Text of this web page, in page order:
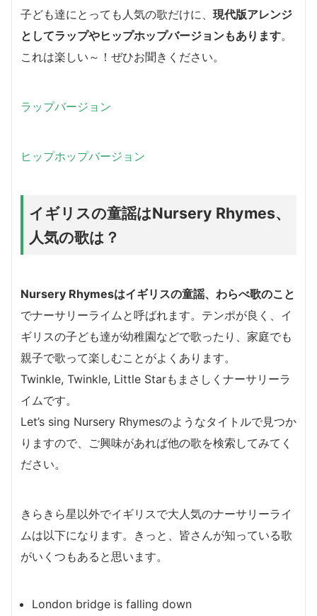
子ども達にとっても人気の歌だけに、 現代版アレンジ
としてラップやヒップホップバージョンもあります。
これは楽しい～！ぜひお聞きください。
ラップバージョン
ヒップホップバージョン
イギリスの童謡はNursery Rhymes、
人気の歌は？
Nursery Rhymesはイギリスの童謡、わらべ歌のこと
でナーサリーライムと呼ばれます。テンポが良く、イ
ギリスの子ども達が幼稚園などで歌ったり、家庭でも
親子で歌って楽しむことがよくあります。
Twinkle, Twinkle, Little Starもまさしくナーサリーラ
イムです。
Let’s sing Nursery Rhymesのようなタイトルで見つか
りますので、ご興味があれば他の歌を検索してみてく
ださい。
きらきら星以外でイギリスで大人気のナーサリーライ
ムは以下になります。きっと、皆さんが知っている歌
がいくつもあると思います。
London bridge is falling down